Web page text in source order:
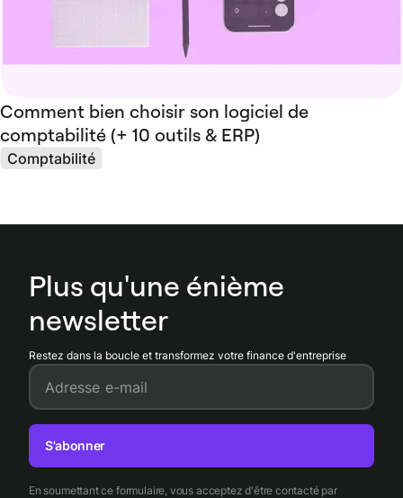
Comment bien choisir son logiciel de
comptabilité (+ 10 outils & ERP)
Comptabilité
Plus qu'une énième
newsletter
Restez dans la boucle et transformez votre finance d'entreprise
Adresse e-mail
En soumettant ce formulaire, vous acceptez d'être contacté par
S'abonner